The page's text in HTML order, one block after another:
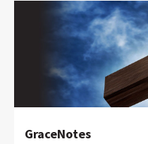
GraceNotes